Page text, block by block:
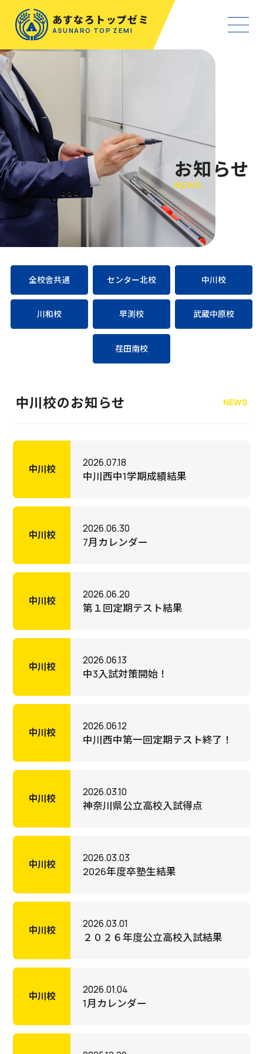
あすなろトップゼミ
ASUNARO TOP ZEMI
お知らせ
NEWS
全校舎共通 センター北校 中川校
川和校 早渕校 武蔵中原校
荏田南校
中川校のお知らせ NEWS
中川校 2026.07.18
中川西中1学期成績結果
中川校 2026.06.30
7月カレンダー
中川校 2026.06.20
第１回定期テスト結果
中川校 2026.06.13
中3入試対策開始！
中川校 2026.06.12
中川西中第一回定期テスト終了！
中川校 2026.03.10
神奈川県公立高校入試得点
中川校 2026.03.03
2026年度卒塾生結果
中川校 2026.03.01
２０２６年度公立高校入試結果
中川校 2026.01.04
1月カレンダー